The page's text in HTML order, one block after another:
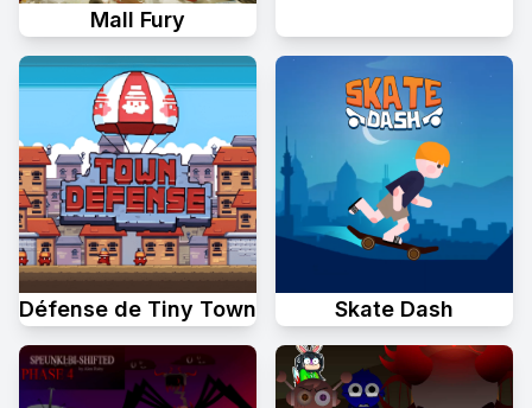
Mall Fury
Défense de Tiny Town Skate Dash